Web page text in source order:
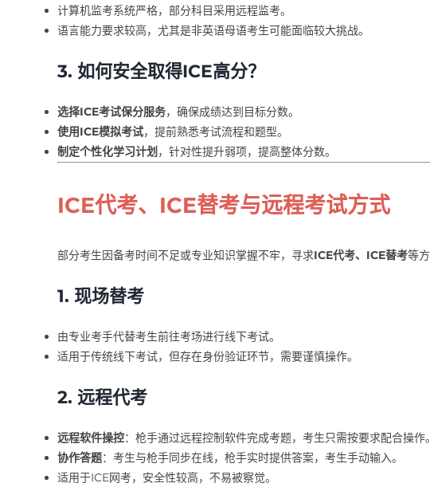
计算机监考系统严格，部分科目采用远程监考。
语言能力要求较高，尤其是非英语母语考生可能面临较大挑战。
3. 如何安全取得ICE高分？
选择ICE考试保分服务，确保成绩达到目标分数。
使用ICE模拟考试，提前熟悉考试流程和题型。
制定个性化学习计划 ，针对性提升弱项，提高整体分数。
ICE代考、ICE替考与远程考试方式
部分考生因备考时间不足或专业知识掌握不牢，寻求ICE代考、ICE替考等
1. 现场替考
由专业考手代替考生前往考场进行线下考试。
适用于传统线下考试，但存在身份验证环节，需要谨慎操作。
2. 远程代考
远程软件操控：枪手通过远程控制软件完成考题，考生只需按要求配合操作。
协作答题：考生与枪手同步在线，枪手实时提供答案，考生手动输入。
适用于ICE网考，安全性较高，不易被察觉。